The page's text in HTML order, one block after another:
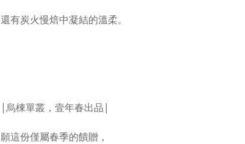
還有炭火慢焙中凝結的溫柔。
|烏棟單叢，壹年春出品|
願這份僅屬春季的饋贈，